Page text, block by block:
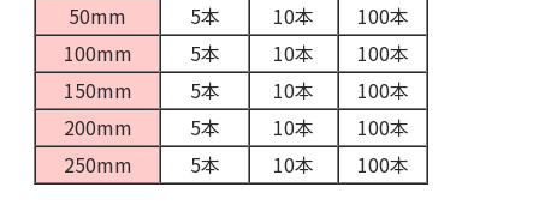
50mm
5本 10本
100本
100mm
5本 10本
100本
150mm
5本 10本
100本
200mm
5本 10本
100本
250mm
5本 10本 100本